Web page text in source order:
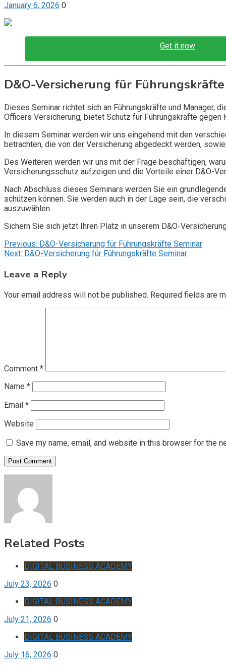
January 6, 2026 0
Get it now
D&O-Versicherung für
Dieses Seminar richtet sich an Führungskräfte und Manager,
Officers Versicherung, bietet Schutz für Führungskräfte
In diesem Seminar werden wir uns eingehend mit den
betrachten, die von der Versicherung abgedeckt werden,
Des Weiteren werden wir uns mit der Frage beschäftigen,
Versicherungsschutz aufzeigen und die Vorteile einer D&O-
Nach Abschluss dieses Seminars werden Sie ein
schützen können. Sie werden auch in der Lage sein, die
auszuwählen.
Sichern Sie sich jetzt Ihren Platz in unserem D&O-
Post
navigation
Previous: D&O-Versicherung für Führungskräfte Seminar
Next: D&O-Versicherung für Führungskräfte Seminar
Leave a Reply
Your email address will not be published. Required fields are
Comment *
Name *
Email *
Website
Save my name, email, and website in this browser for the
Related Posts
DIGITAL BUSINESS ACADEMY
July 23, 2026 0
DIGITAL BUSINESS ACADEMY
July 21, 2026 0
DIGITAL BUSINESS ACADEMY
July 16, 2026 0